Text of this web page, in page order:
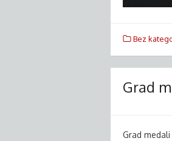
Bez
Grad
Grad